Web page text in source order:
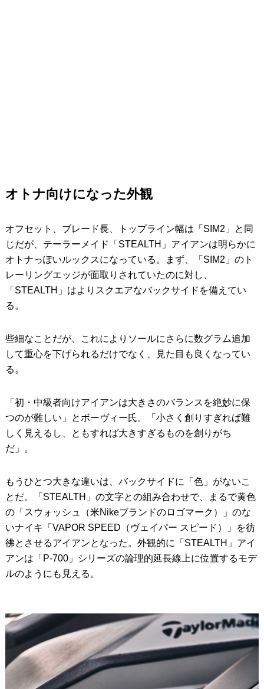
オトナ向けになった外観
オフセット、ブレード長、トップライン幅は「SIM2」と同
じだが、テーラーメイド「STEALTH」アイアンは明らかに
オトナっぽいルックスになっている。まず、「SIM2」のト
レーリングエッジが面取りされていたのに対し、
「STEALTH」はよりスクエアなバックサイドを備えてい
る。
些細なことだが、これによりソールにさらに数グラム追加
して重心を下げられるだけでなく、見た目も良くなってい
る。
「初・中級者向けアイアンは大きさのバランスを絶妙に保
つのが難しい」とボーヴィー氏。「小さく創りすぎれば難
しく見えるし、ともすれば大きすぎるものを創りがち
だ」。
もうひとつ大きな違いは、バックサイドに「色」がないこ
とだ。「STEALTH」の文字との組み合わせで、まるで黄色
の「スウォッシュ（米Nikeブランドのロゴマーク）」のな
いナイキ「VAPOR SPEED（ヴェイパー スピード）」を彷
彿とさせるアイアンとなった。外観的に「STEALTH」アイ
アンは「P-700」シリーズの論理的延長線上に位置するモデ
ルのようにも見える。